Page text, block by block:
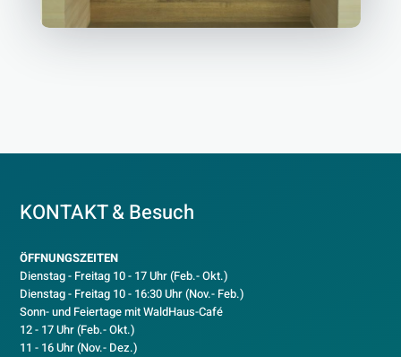
KONTAKT & Besuch
ÖFFNUNGSZEITEN
Dienstag - Freitag 10 - 17 Uhr (Feb.- Okt.)
Dienstag - Freitag 10 - 16:30 Uhr (Nov.- Feb.)
Sonn- und Feiertage mit WaldHaus-Café
12 - 17 Uhr (Feb.- Okt.)
11 - 16 Uhr (Nov.- Dez.)